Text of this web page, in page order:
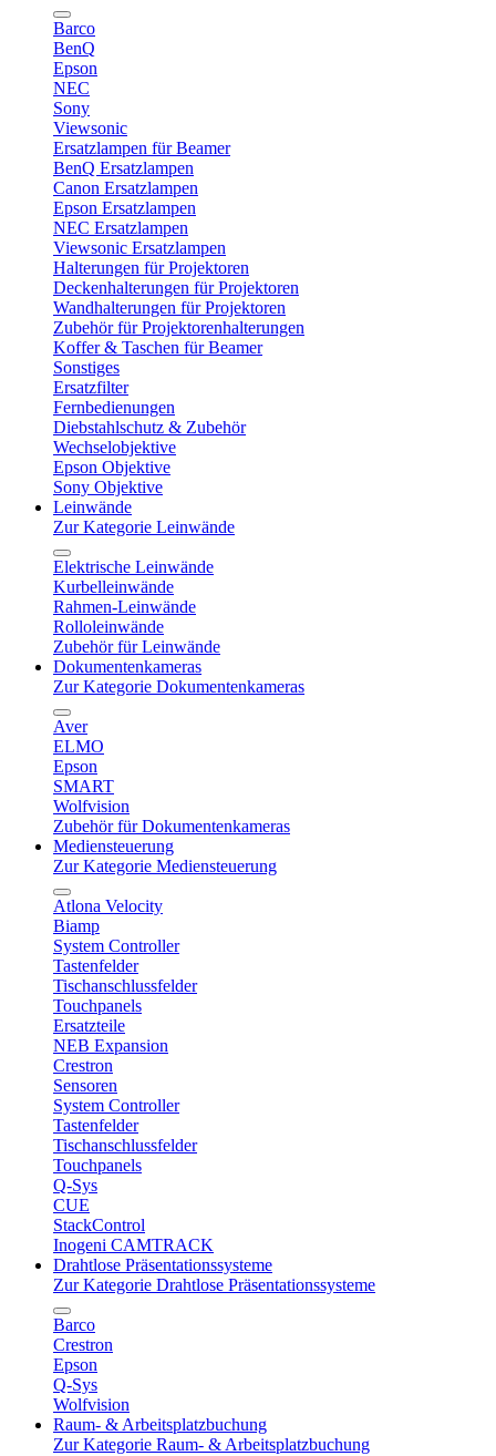
Barco
BenQ
Epson
NEC
Sony
Viewsonic
Ersatzlampen für Beamer
BenQ Ersatzlampen
Canon Ersatzlampen
Epson Ersatzlampen
NEC Ersatzlampen
Viewsonic Ersatzlampen
Halterungen für Projektoren
Deckenhalterungen für Projektoren
Wandhalterungen für Projektoren
Zubehör für Projektorenhalterungen
Koffer & Taschen für Beamer
Sonstiges
Ersatzfilter
Fernbedienungen
Diebstahlschutz & Zubehör
Wechselobjektive
Epson Objektive
Sony Objektive
Leinwände
Zur Kategorie Leinwände
Elektrische Leinwände
Kurbelleinwände
Rahmen-Leinwände
Rolloleinwände
Zubehör für Leinwände
Dokumentenkameras
Zur Kategorie Dokumentenkameras
Aver
ELMO
Epson
SMART
Wolfvision
Zubehör für Dokumentenkameras
Mediensteuerung
Zur Kategorie Mediensteuerung
Atlona Velocity
Biamp
System Controller
Tastenfelder
Tischanschlussfelder
Touchpanels
Ersatzteile
NEB Expansion
Crestron
Sensoren
System Controller
Tastenfelder
Tischanschlussfelder
Touchpanels
Q-Sys
CUE
StackControl
Inogeni CAMTRACK
Drahtlose Präsentationssysteme
Zur Kategorie Drahtlose Präsentationssysteme
Barco
Crestron
Epson
Q-Sys
Wolfvision
Raum- & Arbeitsplatzbuchung
Zur Kategorie Raum- & Arbeitsplatzbuchung